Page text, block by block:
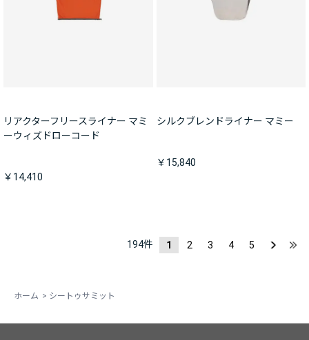
リアクターフリースライナー マミ
ーウィズドローコード
￥14,410
シルクブレンドライナー マミー
￥15,840
194件 1 2 3 4 5
ホーム > シートゥサミット